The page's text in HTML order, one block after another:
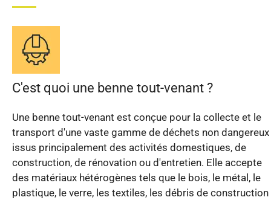
C'est quoi une benne tout-venant ?
Une benne tout-venant est conçue pour la collecte et le
transport d'une vaste gamme de déchets non dangereux
issus principalement des activités domestiques, de
construction, de rénovation ou d'entretien. Elle accepte
des matériaux hétérogènes tels que le bois, le métal, le
plastique, le verre, les textiles, les débris de construction